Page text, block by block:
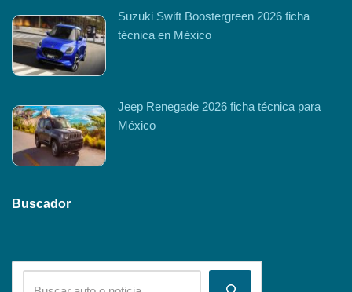
Suzuki Swift Boostergreen 2026 ficha
técnica en México
Jeep Renegade 2026 ficha técnica para
México
Buscador